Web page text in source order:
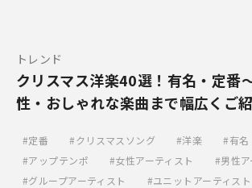
トレンド
クリスマス洋楽40選！有名・定番
性・おしゃれな楽曲まで幅広くご紹
定番 クリスマスソング 洋楽
有名
アップテンポ
女性アーティスト
男性
グループアーティスト
ユニットアーティスト